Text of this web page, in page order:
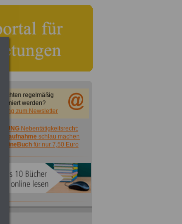
regelmäßig
werden?
zum Newsletter
Nebentätigkeitsrecht:
schlau machen
OnlineBuchfür nur 7,50 Euro